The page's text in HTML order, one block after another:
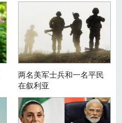
两名美军士兵和一名平民
在叙利亚